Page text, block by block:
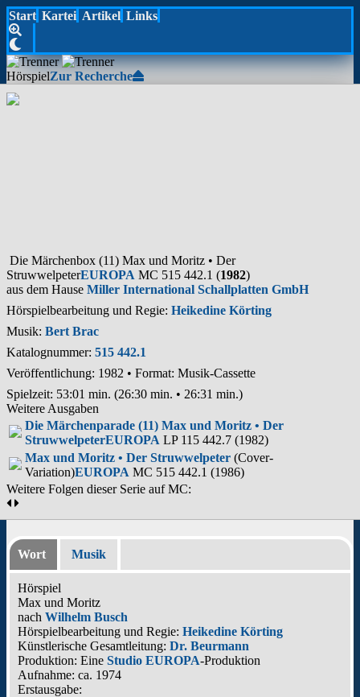
Start Kartei Artikel Links
HörspielZur Recherche
Die Märchenbox (11) Max und Moritz • Der
StruwwelpeterEUROPA MC 515 442.1 (1982)
aus dem Hause Miller International Schallplatten GmbH
Hörspielbearbeitung und Regie: Heikedine Körting
Musik: Bert Brac
Katalognummer: 515 442.1
Veröffentlichung: 1982 • Format: Musik-Cassette
Spielzeit: 53:01 min. (26:30 min. • 26:31 min.)
Weitere Ausgaben
Die Märchenparade (11) Max und Moritz • Der
StruwwelpeterEUROPA LP 115 442.7 (1982)
Max und Moritz • Der Struwwelpeter (Cover-
Variation)EUROPA MC 515 442.1 (1986)
Weitere Folgen dieser Serie auf MC:
Wort Musik
Hörspiel
Max und Moritz
nach Wilhelm Busch
Hörspielbearbeitung und Regie: Heikedine Körting
Künstlerische Gesamtleitung: Dr. Beurmann
Produktion: Eine Studio EUROPA-Produktion
Aufnahme: ca. 1974
Erstausgabe: